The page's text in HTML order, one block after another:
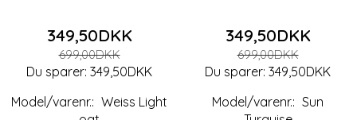
349,50DKK
699,00DKK
Du sparer: 349,50DKK
Model/varenr.: Weiss Light
349,50DKK
699,00DKK
Du sparer: 349,50DKK
Model/varenr.: Sun